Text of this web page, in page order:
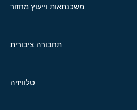
משכנתאות וייעוץ מחזור
תחבורה ציבורית
טלוויזיה